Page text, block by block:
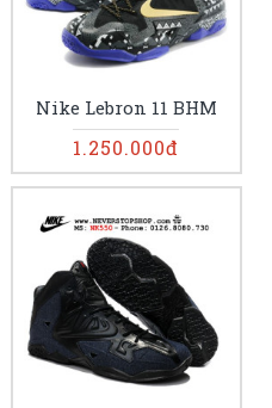
Nike Lebron 11 BHM
1.250.000đ